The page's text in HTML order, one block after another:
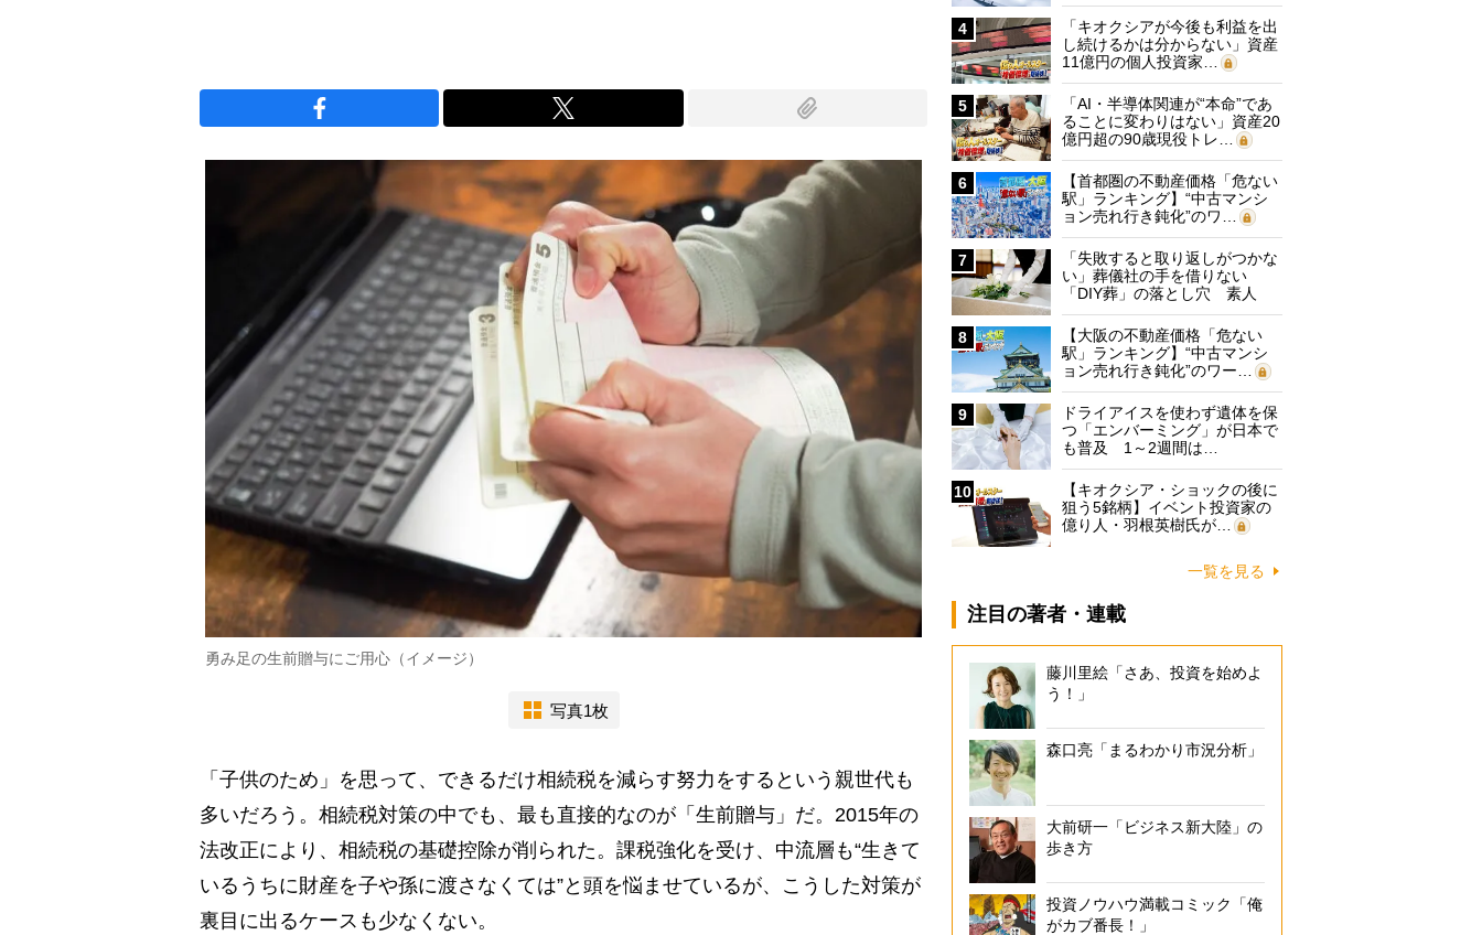
勇み足の生前贈与にご用心（イメージ）
写真1枚
「子供のため」を思って、できるだけ相続税を減らす努力をするという親世代も
多いだろう。相続税対策の中でも、最も直接的なのが「生前贈与」だ。2015年の
法改正により、相続税の基礎控除が削られた。課税強化を受け、中流層も“生きて
いるうちに財産を子や孫に渡さなくては”と頭を悩ませているが、こうした対策が
裏目に出るケースも少なくない。
4
「キオクシアが今後も利益を出
し続けるかは分からない」資産
11億円の個人投資家…
5
「AI・半導体関連が“本命”であ
ることに変わりはない」資産20
億円超の90歳現役トレ…
6
【首都圏の不動産価格「危ない
駅」ランキング】“中古マンシ
ョン売れ行き鈍化”のワ…
7
「失敗すると取り返しがつかな
い」葬儀社の手を借りない
「DIY葬」の落とし穴 素人
に…
8
【大阪の不動産価格「危ない
駅」ランキング】“中古マンシ
ョン売れ行き鈍化”のワー…
9
ドライアイスを使わず遺体を保
つ「エンバーミング」が日本で
も普及 1～2週間は…
10
【キオクシア・ショックの後に
狙う5銘柄】イベント投資家の
億り人・羽根英樹氏が…
一覧を見る
注目の著者・連載
藤川里絵「さあ、投資を始めよ
う！」
森口亮「まるわかり市況分析」
大前研一「ビジネス新大陸」の
歩き方
投資ノウハウ満載コミック「俺
がカブ番長！」